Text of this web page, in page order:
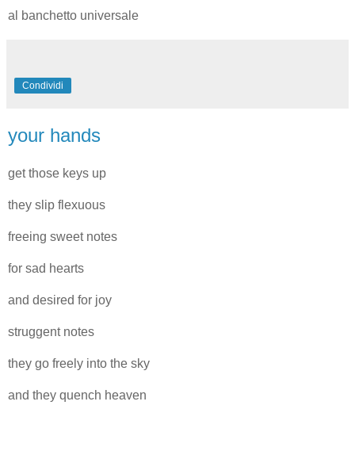
al banchetto universale
Condividi
your hands
get those keys up
they slip flexuous
freeing sweet notes
for sad hearts
and desired for joy
struggent notes
they go freely into the sky
and they quench heaven